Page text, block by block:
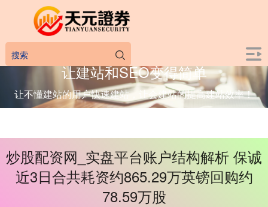
让建站和SEO变得简单
让不懂建站的用户快速建站，让会建站的提高建站效率！
炒股配资网_实盘平台账户结构解析 保诚
近3日合共耗资约865.29万英镑回购约
78.59万股